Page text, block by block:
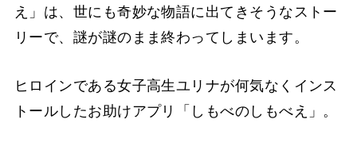
え」は、世にも奇妙な物語に出てきそうなストー
リーで、謎が謎のまま終わってしまいます。
ヒロインである女子高生ユリナが何気なくインス
トールしたお助けアプリ「しもべのしもべえ」。